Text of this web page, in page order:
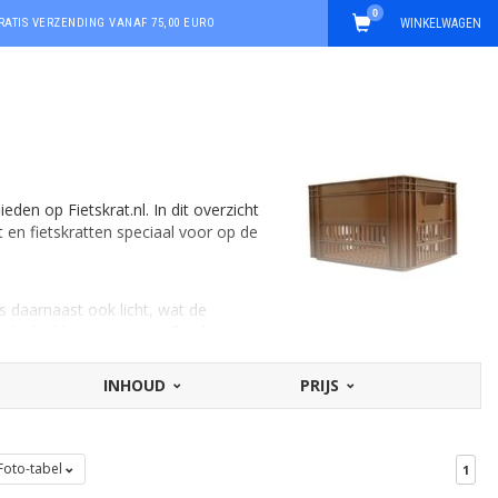
VERZENDING VANAF 75,00 EURO WINKELWAGEN
0
op Fietskrat.nl. In dit overzicht
fietskratten speciaal voor op de
daarnaast ook licht, wat de
handgrepen om het idee van een
categorie fietskratten voor op
INHOUD PRIJS
tabel 1